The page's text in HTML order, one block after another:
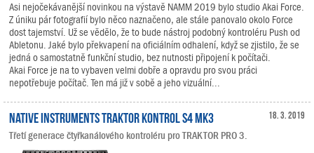
Asi nejočekávanější novinkou na výstavě NAMM 2019 bylo studio Akai Force.
Z úniku pár fotografií bylo něco naznačeno, ale stále panovalo okolo Force
dost tajemství. Už se vědělo, že to bude nástroj podobný kontroléru Push od
Abletonu. Jaké bylo překvapení na oficiálním odhalení, když se zjistilo, že se
jedná o samostatně funkční studio, bez nutnosti připojení k počítači.
Akai Force je na to vybaven velmi dobře a opravdu pro svou práci
nepotřebuje počítač. Ten má již v sobě a jeho vizuální...
18. 3. 2019
Native Instruments TRAKTOR KONTROL S4 MK3
Třetí generace čtyřkanálového kontroléru pro TRAKTOR PRO 3.